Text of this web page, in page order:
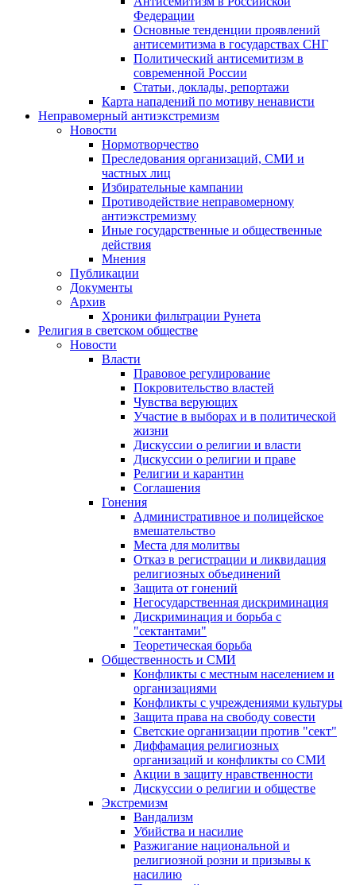
Федерации
Основные тенденции проявлений
антисемитизма в государствах СНГ
Политический антисемитизм в
современной России
Статьи, доклады, репортажи
Карта нападений по мотиву ненависти
Неправомерный антиэкстремизм
Новости
Нормотворчество
Преследования организаций, СМИ и
частных лиц
Избирательные кампании
Противодействие неправомерному
антиэкстремизму
Иные государственные и общественные
действия
Мнения
Публикации
Документы
Архив
Хроники фильтрации Рунета
Религия в светском обществе
Новости
Власти
Правовое регулирование
Покровительство властей
Чувства верующих
Участие в выборах и в политической
жизни
Дискуссии о религии и власти
Дискуссии о религии и праве
Религии и карантин
Соглашения
Гонения
Административное и полицейское
вмешательство
Места для молитвы
Отказ в регистрации и ликвидация
религиозных объединений
Защита от гонений
Негосударственная дискриминация
Дискриминация и борьба с
"сектантами"
Теоретическая борьба
Общественность и СМИ
Конфликты с местным населением и
организациями
Конфликты с учреждениями культуры
Защита права на свободу совести
Светские организации против "сект"
Диффамация религиозных
организаций и конфликты со СМИ
Акции в защиту нравственности
Дискуссии о религии и обществе
Экстремизм
Вандализм
Убийства и насилие
Разжигание национальной и
религиозной розни и призывы к
насилию